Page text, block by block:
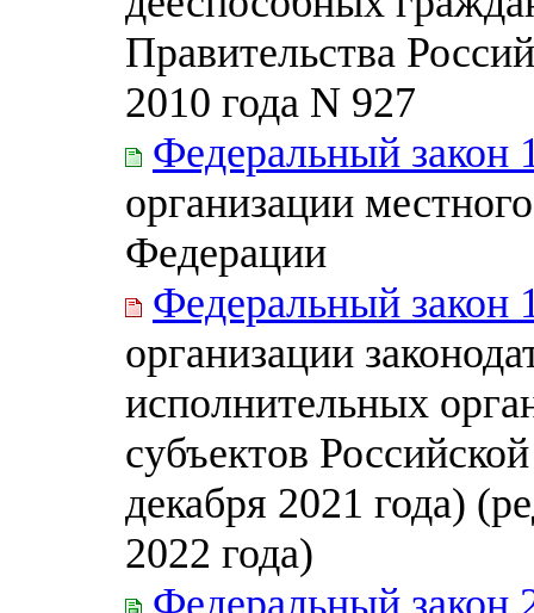
Правительства
2010 года N 927
Федеральный закон
организации
Федерации
Федеральный закон
организации
исполнительных
субъектов
декабря 2021 года)
2022 года)
Федеральный закон